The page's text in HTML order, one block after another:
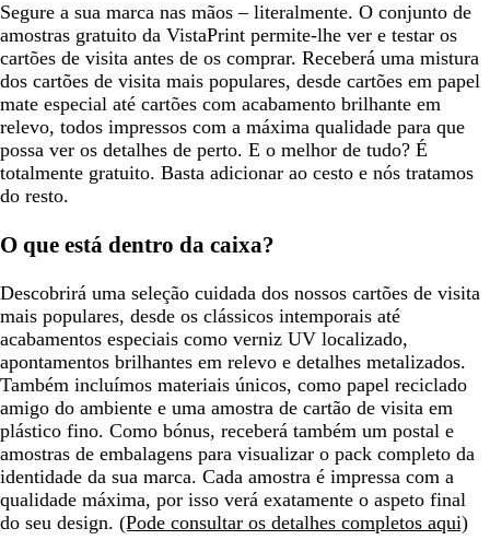
Segure a sua marca nas mãos – literalmente. O conjunto de
amostras gratuito da VistaPrint permite-lhe ver e testar os
cartões de visita antes de os comprar. Receberá uma mistura
dos cartões de visita mais populares, desde cartões em papel
mate especial até cartões com acabamento brilhante em
relevo, todos impressos com a máxima qualidade para que
possa ver os detalhes de perto. E o melhor de tudo? É
totalmente gratuito. Basta adicionar ao cesto e nós tratamos
do resto.
O que está dentro da caixa?
Descobrirá uma seleção cuidada dos nossos cartões de visita
mais populares, desde os clássicos intemporais até
acabamentos especiais como verniz UV localizado,
apontamentos brilhantes em relevo e detalhes metalizados.
Também incluímos materiais únicos, como papel reciclado
amigo do ambiente e uma amostra de cartão de visita em
plástico fino. Como bónus, receberá também um postal e
amostras de embalagens para visualizar o pack completo da
identidade da sua marca. Cada amostra é impressa com a
qualidade máxima, por isso verá exatamente o aspeto final
do seu design. (Pode consultar os detalhes completos aqui)